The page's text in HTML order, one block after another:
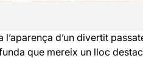
l’aparença d’un divertit
que mereix un lloc